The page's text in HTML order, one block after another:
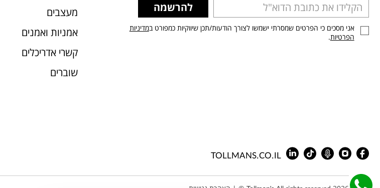
להרשמה
אני מסכים כי הפרטים שמסרתי ישמשו לצורך הודעות/תכן שיווקיות כמפורט במדיניות
הפרטיות.
TOLLMANS.CO.IL
מעצבים
אמניות ואמנים
קשרי אדריכלים
שוברים